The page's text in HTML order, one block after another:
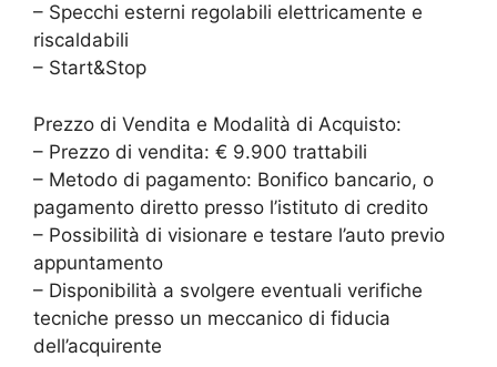
– Specchi esterni regolabili elettricamente e
riscaldabili
– Start&Stop
Prezzo di Vendita e Modalità di Acquisto:
– Prezzo di vendita: € 9.900 trattabili
– Metodo di pagamento: Bonifico bancario, o
pagamento diretto presso l’istituto di credito
– Possibilità di visionare e testare l’auto previo
appuntamento
– Disponibilità a svolgere eventuali verifiche
tecniche presso un meccanico di fiducia
dell’acquirente